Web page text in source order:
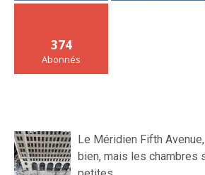
374
Abonnés
Le Méridien Fifth
bien, mais les chambres